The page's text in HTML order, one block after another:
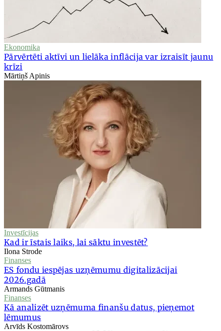
Ekonomika
Pārvērtēti aktīvi un lielāka inflācija var izraisīt jaunu
krīzi
Mārtiņš Apinis
Investīcijas
Kad ir īstais laiks, lai sāktu investēt?
Ilona Strode
Finanses
ES fondu iespējas uzņēmumu digitalizācijai
2026.gadā
Armands Gūtmanis
Finanses
Kā analizēt uzņēmuma finanšu datus, pieņemot
lēmumus
Arvīds Kostomārovs